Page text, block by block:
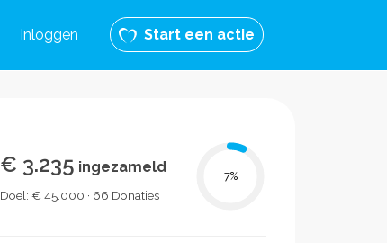
Inloggen Start een actie
€ 3.235 ingezameld
Doel: € 45.000 · 66 Donaties
7%